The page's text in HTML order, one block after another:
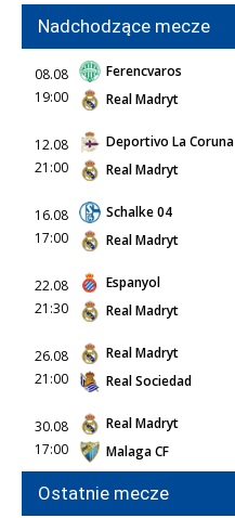
Nadchodzące mecze
08.08
19:00
Ferencvaros
Real Madryt
12.08
21:00
Deportivo La Coruna
Real Madryt
16.08
17:00
Schalke 04
Real Madryt
22.08
21:30
Espanyol
Real Madryt
26.08
21:00
Real Madryt
Real Sociedad
30.08
17:00
Real Madryt
Malaga CF
Ostatnie mecze